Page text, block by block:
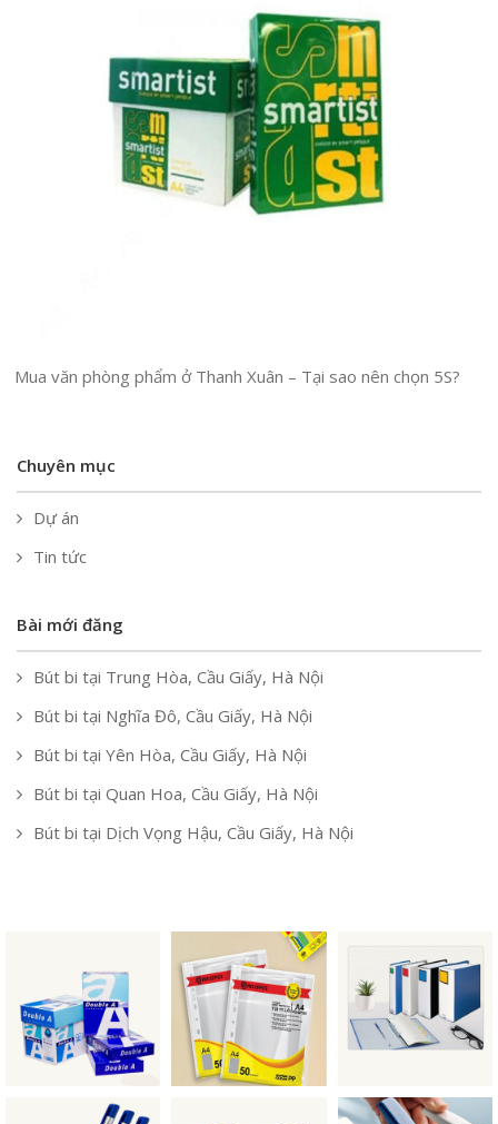
Mua văn phòng phẩm ở Thanh Xuân – Tại sao nên chọn 5S?
Chuyên mục
Dự án
Tin tức
Bài mới đăng
Bút bi tại Trung Hòa, Cầu Giấy, Hà Nội
Bút bi tại Nghĩa Đô, Cầu Giấy, Hà Nội
Bút bi tại Yên Hòa, Cầu Giấy, Hà Nội
Bút bi tại Quan Hoa, Cầu Giấy, Hà Nội
Bút bi tại Dịch Vọng Hậu, Cầu Giấy, Hà Nội